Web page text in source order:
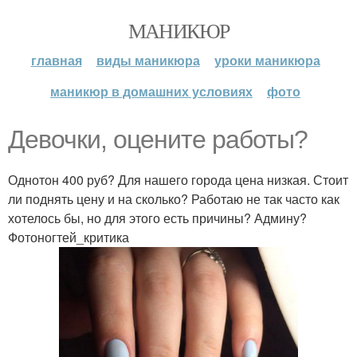
МАНИКЮР
главная виды маникюра
уроки маникюра
маникюр в домашних условиях
фото
Девочки, оцените работы?
Однотон 400 руб? Для нашего города цена низкая. Стоит
ли поднять цену и на сколько? Работаю не так часто как
хотелось бы, но для этого есть причины? Админу?
Фотоногтей_критика